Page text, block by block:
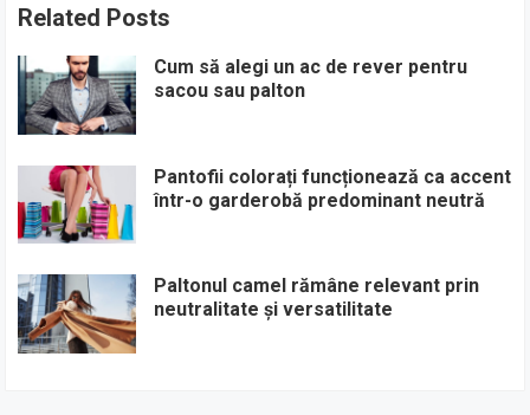
Related Posts
Cum să alegi un ac de rever pentru
sacou sau palton
Pantofii colorați funcționează ca accent
într-o garderobă predominant neutră
Paltonul camel rămâne relevant prin
neutralitate și versatilitate